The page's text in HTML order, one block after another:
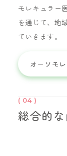
モレキュラー
を通じて、地
ていきます。
オーソモ
( 04 )
総合的